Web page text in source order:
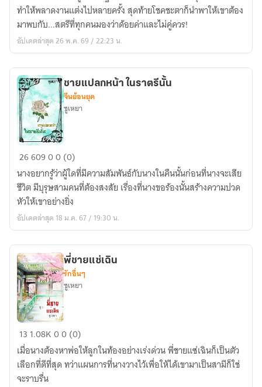
กับ
คุณชาย
ขี้
ลืม
ทำให้พลาดงานแต่งไปหลายครั้ง สุดท้ายโชคชะตาก็นำพาให้เขาต้อง
มาพบกับ...สตรีที่ทุกคนมองว่าด้อยค่าและไม่คู่ควร!
อัปเดตล่าสุด 26 พ.ค. 69 / 22:23 น.
ชาย
หน้า
ใน
ราตรี
นั้น
ชายแปลกหน้า ในราตรีนั้น
จีนย้อนยุค
ซูเหยา
2660900 (0)
นางอยากรู้ว่าผู้ใดที่มีความสัมพันธ์กับนางในคืนนั้นก่อนที่นางจะเสีย
ชีวิต มีบุรุษสามคนที่ต้องสงสัย เรื่องที่นางขอร้องนั้นสร้างความปวด
หัวให้เขาอย่างยิ่ง
อัปเดตล่าสุด 18 ม.ค. 67 / 19:30 น.
พี่
ชาย
แซ่
เฉิน
พี่ชายแซ่เฉิน
รักอื่นๆ
ซูเหยา
13 1.08K00 (0)
เมื่อนางต้องหาพ่อให้ลูกในท้องอย่างเร่งด่วน พี่ชายแซ่เฉินก็เป็นตัว
เลือกที่ดีที่สุด ทว่าแผนการที่นางวางไว้เพื่อให้ได้เขามาเป็นสามีก็ใช่
จะราบรื่น